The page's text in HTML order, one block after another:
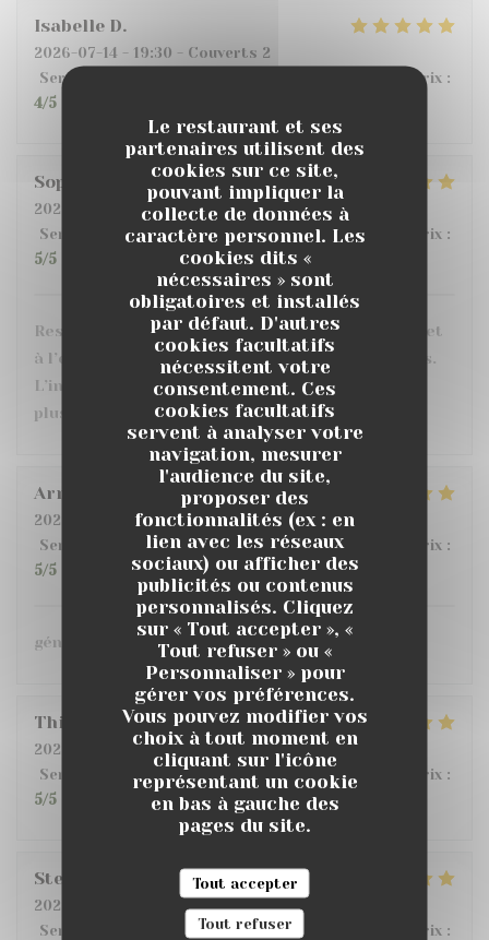
Le restaurant et ses
partenaires utilisent des
cookies sur ce site,
pouvant impliquer la
collecte de données à
caractère personnel. Les
cookies dits «
nécessaires » sont
obligatoires et installés
par défaut. D'autres
cookies facultatifs
nécessitent votre
consentement. Ces
cookies facultatifs
servent à analyser votre
navigation, mesurer
l'audience du site,
proposer des
fonctionnalités (ex : en
lien avec les réseaux
sociaux) ou afficher des
publicités ou contenus
personnalisés. Cliquez
sur « Tout accepter », «
Tout refuser » ou «
Personnaliser » pour
gérer vos préférences.
Vous pouvez modifier vos
choix à tout moment en
cliquant sur l'icône
représentant un cookie
en bas à gauche des
pages du site.
Tout accepter
Tout refuser
Isabelle D
2026-07-14 - 19:30 - Couverts 2
Service
Qualité / Prix :
4/5
Sophie
2026-07-10
- 20:30 - Couverts 3
Service
/5 Ambiance: 5/5 Cuisine: 5 /5 Qualité / Prix :
5/5
Restaurant très sympa, personnel très agréable et
à l’écoute. Les plats sont très bons et bien servis.
L’intérieur est confortable avec le choix entre
plusieurs ambiances et une grande terrasse.
Armand
2026-07-10
- 20:00 - Couverts 6
Service
Ambiance: 5 /5 Cuisine: 5/5 Qualité / Prix :
5/5
génial !
Thibaut
2026-07-12
- 12:00 - Couverts 2
Service
Ambiance : 4 /5 Cuisine : 4 /5 Qualité / Prix :
5/5
Stephane
2026-07-11
- 20:00 - Couverts 4
Service
Ambiance: 5/5 Cuisine: Qualité / Prix :